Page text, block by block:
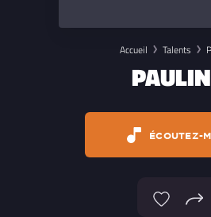
Accueil Talents
ÉCOUTEZ-